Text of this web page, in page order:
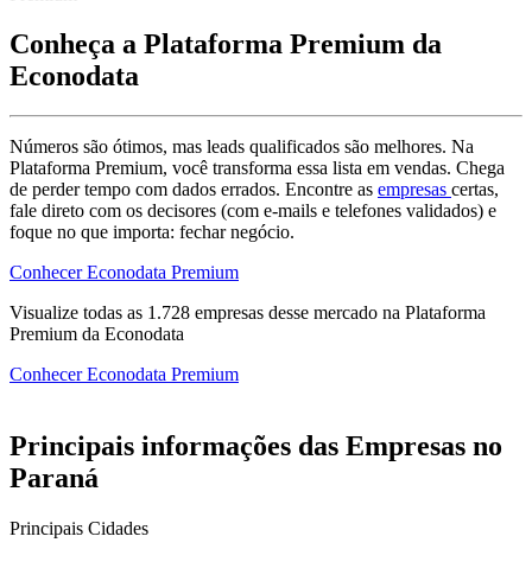
Conheça a Plataforma Premium da
Econodata
Números são ótimos, mas leads qualificados são melhores. Na
Plataforma Premium, você transforma essa lista em vendas. Chega
de perder tempo com dados errados. Encontre as empresas certas,
fale direto com os decisores (com e-mails e telefones validados) e
foque no que importa: fechar negócio.
Conhecer Econodata Premium
Visualize todas as 1.728 empresas desse mercado na Plataforma
Premium da Econodata
Conhecer Econodata Premium
Principais informações das Empresas no
Paraná
Principais Cidades